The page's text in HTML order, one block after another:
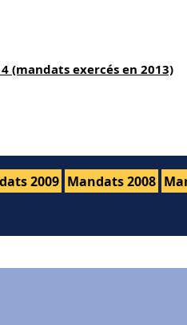
(mandats exercés en 2013)
2009 Mandats 2008